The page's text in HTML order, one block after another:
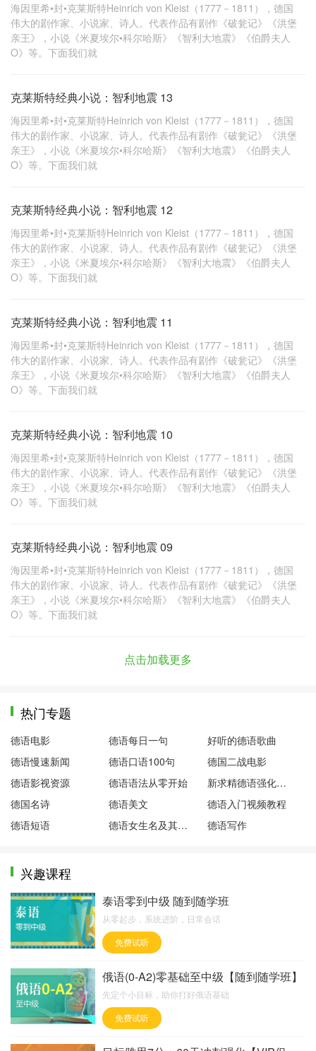
海因里希•封•克莱斯特Heinrich von Kleist（1777－1811），德国
伟大的剧作家、小说家、诗人。代表作品有剧作《破瓮记》《洪堡
亲王》，小说《米夏埃尔•科尔哈斯》《智利大地震》《伯爵夫人
O》等。下面我们就
克莱斯特经典小说：智利地震 13
海因里希•封•克莱斯特Heinrich von Kleist（1777－1811），德国
伟大的剧作家、小说家、诗人。代表作品有剧作《破瓮记》《洪堡
亲王》，小说《米夏埃尔•科尔哈斯》《智利大地震》《伯爵夫人
O》等。下面我们就
克莱斯特经典小说：智利地震 12
海因里希•封•克莱斯特Heinrich von Kleist（1777－1811），德国
伟大的剧作家、小说家、诗人。代表作品有剧作《破瓮记》《洪堡
亲王》，小说《米夏埃尔•科尔哈斯》《智利大地震》《伯爵夫人
O》等。下面我们就
克莱斯特经典小说：智利地震 11
海因里希•封•克莱斯特Heinrich von Kleist（1777－1811），德国
伟大的剧作家、小说家、诗人。代表作品有剧作《破瓮记》《洪堡
亲王》，小说《米夏埃尔•科尔哈斯》《智利大地震》《伯爵夫人
O》等。下面我们就
克莱斯特经典小说：智利地震 10
海因里希•封•克莱斯特Heinrich von Kleist（1777－1811），德国
伟大的剧作家、小说家、诗人。代表作品有剧作《破瓮记》《洪堡
亲王》，小说《米夏埃尔•科尔哈斯》《智利大地震》《伯爵夫人
O》等。下面我们就
克莱斯特经典小说：智利地震 09
海因里希•封•克莱斯特Heinrich von Kleist（1777－1811），德国
伟大的剧作家、小说家、诗人。代表作品有剧作《破瓮记》《洪堡
亲王》，小说《米夏埃尔•科尔哈斯》《智利大地震》《伯爵夫人
O》等。下面我们就
点击加载更多
热门专题
德语电影 德语每日一句
好听的德语歌曲
德语慢速新闻
德语口语100句
德国二战电影
德语影视资源
德语语法从零开始
新求精德语强化教程学习
德国名诗
德语美文
德语入门视频教程
德语短语
德语女生名及其含义 德语写作
兴趣课程
泰语零到中级 随到随学班
从零起步，系统进阶，日常会话
免费试听
俄语(0-A2)零基础至中级【随到随学班】
先定个小目标，助你打好俄语基础
免费试听